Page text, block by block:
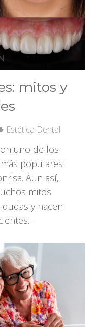
mitos y
Estética Dental
uno de los
populares
Aun así,
mitos
y hacen